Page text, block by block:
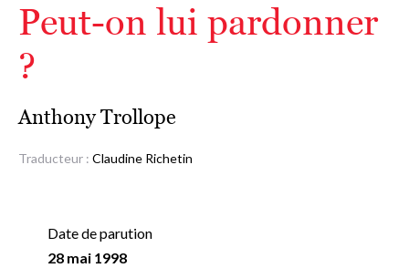
Peut-on lui pardonner
?
Anthony Trollope
Traducteur : Claudine Richetin
Date de parution
28 mai 1998